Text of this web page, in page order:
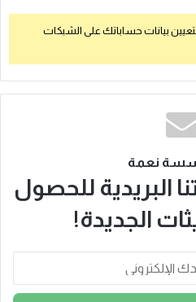
بيانات حساباتك على الشبكات
نعمة
البريدية للحصول
الجديدة!